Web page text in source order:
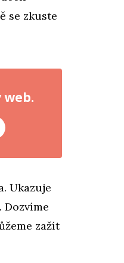
se zkuste
Ukazuje
zažít